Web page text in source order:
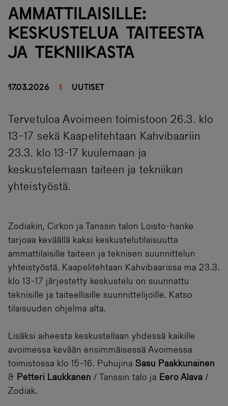
Ammattilaisille:
Keskustelua taiteesta
ja tekniikasta
17.03.2026 UUTISET
Tervetuloa Avoimeen toimistoon 26.3. klo
13–17 sekä Kaapelitehtaan Kahvibaariin
23.3. klo 13-17 kuulemaan ja
keskustelemaan taiteen ja tekniikan
yhteistyöstä.
Zodiakin, Cirkon ja Tanssin talon Loisto-hanke
tarjoaa keväällä kaksi keskustelutilaisuutta
ammattilaisille taiteen ja teknisen suunnittelun
yhteistyöstä. Kaapelitehtaan Kahvibaarissa ma 23.3.
klo 13-17 järjestetty keskustelu on suunnattu
teknisille ja taiteellisille suunnittelijoille. Katso
tilaisuuden ohjelma alta.
Lisäksi aiheesta keskustellaan yhdessä kaikille
avoimessa kevään ensimmäisessä Avoimessa
toimistossa klo 15-16. Puhujina Sasu Paakkunainen
& Petteri Laukkanen / Tanssin talo ja Eero Alava /
Zodiak.